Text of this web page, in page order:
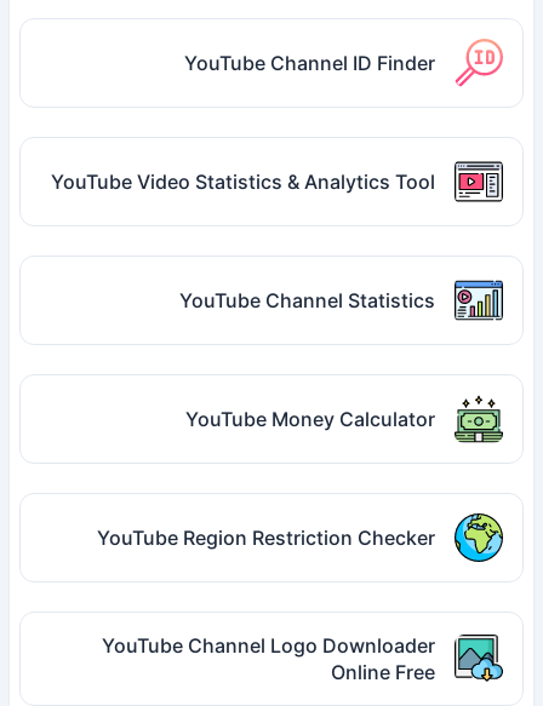
YouTube Channel ID Finder
YouTube Video Statistics & Analytics Tool
YouTube Channel Statistics
YouTube Money Calculator
YouTube Region Restriction Checker
YouTube Channel Logo Downloader
Online Free